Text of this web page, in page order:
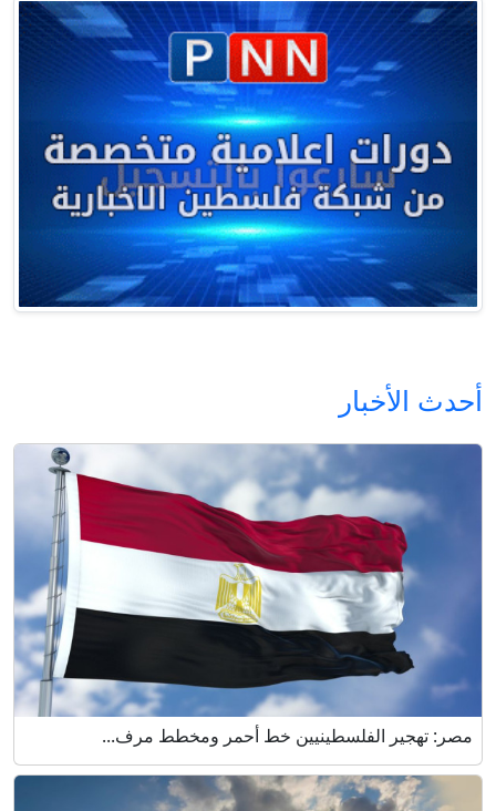
أحدث الأخبار
مصر: تهجير الفلسطينيين خط أحمر ومخطط مرف...